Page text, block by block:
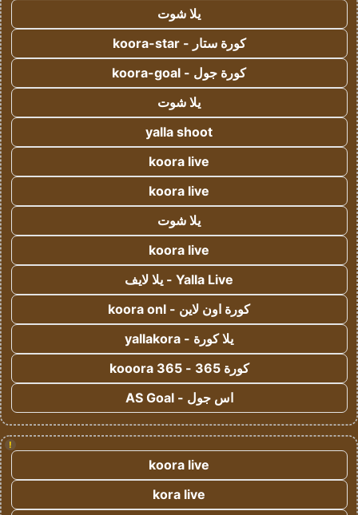
يلا شوت
كورة ستار - koora-star
كورة جول - koora-goal
يلا شوت
yalla shoot
koora live
koora live
يلا شوت
koora live
Yalla Live - يلا لايف
كورة اون لاين - koora onl
يلا كورة - yallakora
كورة 365 - kooora 365
اس جول - AS Goal
!
koora live
kora live